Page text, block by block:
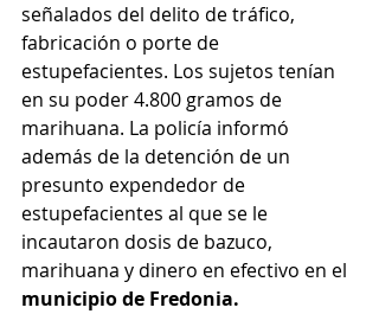
señalados del delito de tráfico,
fabricación o porte de
estupefacientes. Los sujetos tenían
en su poder 4.800 gramos de
marihuana. La policía informó
además de la detención de un
presunto expendedor de
estupefacientes al que se le
incautaron dosis de bazuco,
marihuana y dinero en efectivo en el
municipio de Fredonia.